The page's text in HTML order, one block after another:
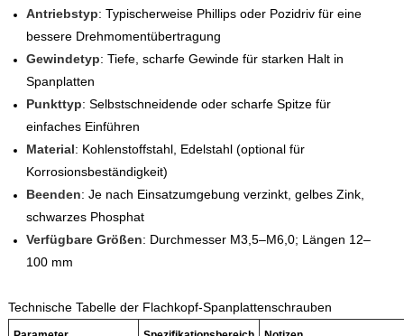
Antriebstyp: Typischerweise Phillips oder Pozidriv für eine
bessere Drehmomentübertragung
Gewindetyp: Tiefe, scharfe Gewinde für starken Halt in
Spanplatten
Punkttyp: Selbstschneidende oder scharfe Spitze für
einfaches Einführen
Material: Kohlenstoffstahl, Edelstahl (optional für
Korrosionsbeständigkeit)
Beenden: Je nach Einsatzumgebung verzinkt, gelbes Zink,
schwarzes Phosphat
Verfügbare Größen: Durchmesser M3,5–M6,0; Längen 12–
100 mm
Technische Tabelle der Flachkopf-Spanplattenschrauben